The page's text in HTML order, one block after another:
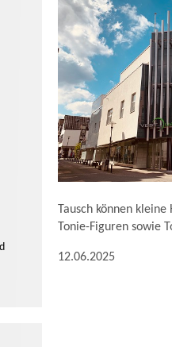
Tausch können
Tonie-Figuren sowie
12.06.2025